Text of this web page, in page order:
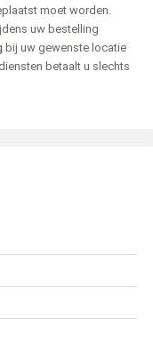
moet worden.
uw bestelling
bij uw gewenste locatie
betaalt u slechts